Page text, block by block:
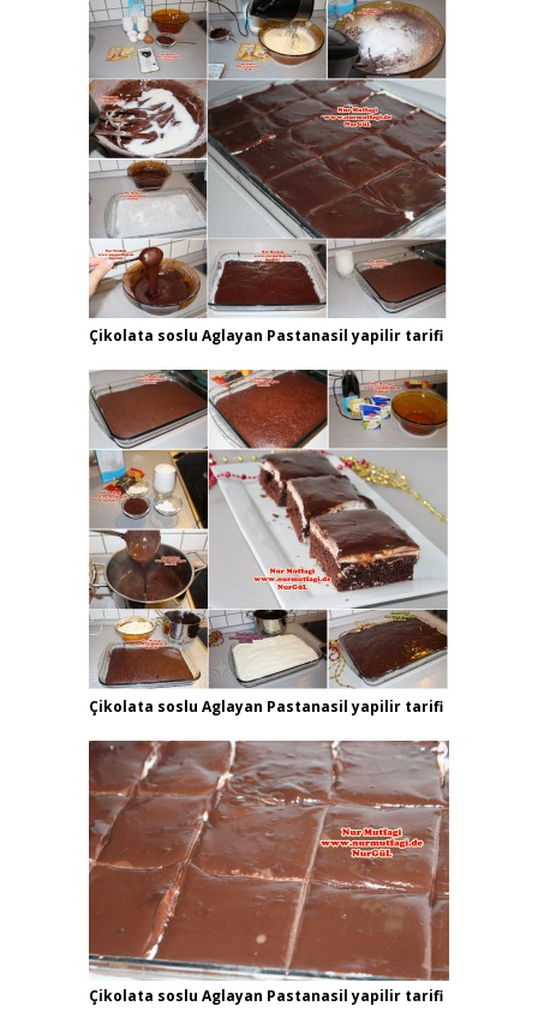
Çikolata soslu Aglayan Pastanasil yapilir tarifi
Çikolata soslu Aglayan Pastanasil yapilir tarifi
Çikolata soslu Aglayan Pastanasil yapilir tarifi